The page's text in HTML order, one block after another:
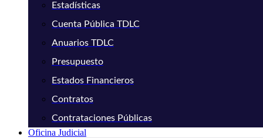
Estadísticas
Cuenta Pública TDLC
Anuarios TDLC
Presupuesto
Estados Financieros
Contratos
Contrataciones Públicas
Oficina Judicial